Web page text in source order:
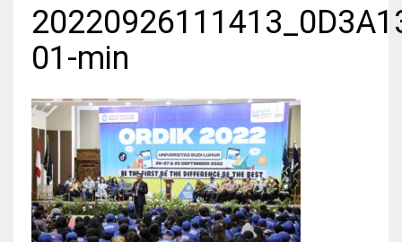
01-min